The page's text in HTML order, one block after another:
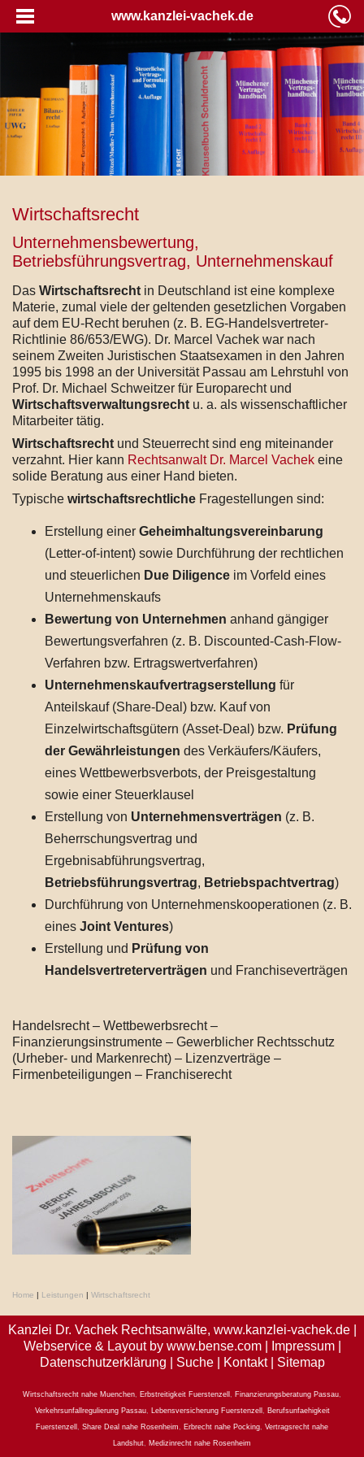
www.kanzlei-vachek.de
Wirtschaftsrecht
Unternehmensbewertung,
Betriebsführungsvertrag, Unternehmenskauf
Das Wirtschaftsrecht in Deutschland ist eine komplexe
Materie, zumal viele der geltenden gesetzlichen Vorgaben
auf dem EU-Recht beruhen (z. B. EG-Handelsvertreter-
Richtlinie 86/653/EWG). Dr. Marcel Vachek war nach
seinem Zweiten Juristischen Staatsexamen in den Jahren
1995 bis 1998 an der Universität Passau am Lehrstuhl von
Prof. Dr. Michael Schweitzer für Europarecht und
Wirtschaftsverwaltungsrecht u. a. als wissenschaftlicher
Mitarbeiter tätig.
Wirtschaftsrecht und Steuerrecht sind eng miteinander
verzahnt. Hier kann Rechtsanwalt Dr. Marcel Vachek eine
solide Beratung aus einer Hand bieten.
Typische wirtschaftsrechtliche Fragestellungen sind:
Erstellung einer Geheimhaltungsvereinbarung
(Letter-of-intent) sowie Durchführung der rechtlichen
und steuerlichen Due Diligence im Vorfeld eines
Unternehmenskaufs
Bewertung von Unternehmen anhand gängiger
Bewertungsverfahren (z. B. Discounted-Cash-Flow-
Verfahren bzw. Ertragswertverfahren)
Unternehmenskaufvertragserstellung für
Anteilskauf (Share-Deal) bzw. Kauf von
Einzelwirtschaftsgütern (Asset-Deal) bzw. Prüfung
der Gewährleistungen des Verkäufers/Käufers,
eines Wettbewerbsverbots, der Preisgestaltung
sowie einer Steuerklausel
Erstellung von Unternehmensverträgen (z. B.
Beherrschungsvertrag und
Ergebnisabführungsvertrag,
Betriebsführungsvertrag, Betriebspachtvertrag)
Durchführung von Unternehmenskooperationen (z. B.
eines Joint Ventures)
Erstellung und Prüfung von
Handelsvertreterverträgen und Franchiseverträgen
Handelsrecht – Wettbewerbsrecht –
Finanzierungsinstrumente – Gewerblicher Rechtsschutz
(Urheber- und Markenrecht) – Lizenzverträge –
Firmenbeteiligungen – Franchiserecht
Home | Leistungen | Wirtschaftsrecht
Kanzlei Dr. Vachek Rechtsanwälte, www.kanzlei-vachek.de|
Webservice & Layout by www.bense.com| Impressum|
Datenschutzerklärung
Suche| Kontakt| Sitemap
Wirtschaftsrecht nahe Muenchen Erbstreitigkeit Fuerstenzell Finanzierungsberatung Passau
Verkehrsunfallregulierung Passau, Lebensversicherung Fuerstenzell
Berufsunfaehigkeit
Fuerstenzell
Share Deal nahe Rosenheim Erbrecht nahe Pocking Vertragsrecht nahe
Landshut
Medizinrecht nahe Rosenheim